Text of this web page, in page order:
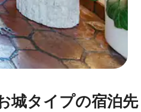
城タイプの宿泊先